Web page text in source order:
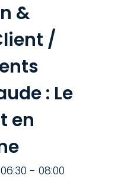
&
/
: Le
en
- 08:00